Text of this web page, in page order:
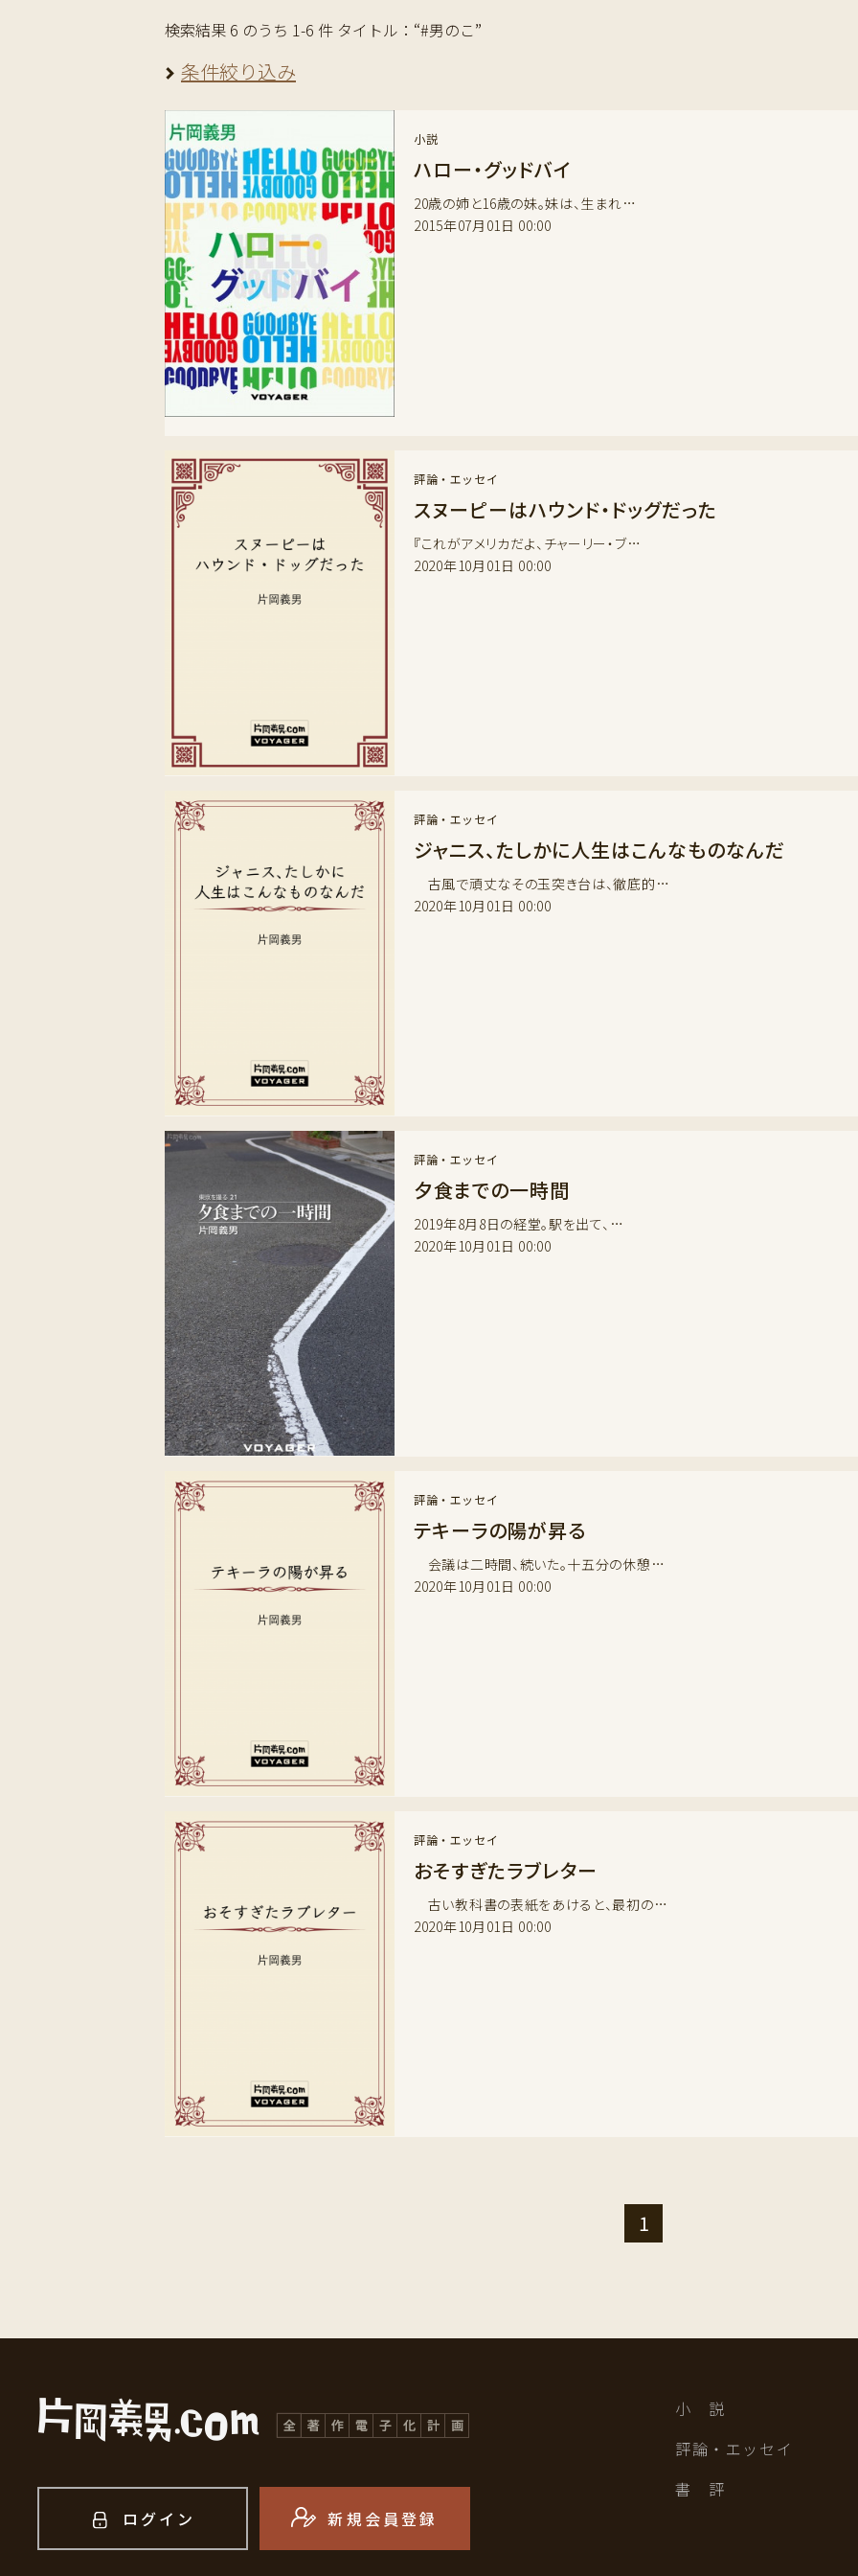
検索結果 6 のうち 1-6 件 タイトル：“#男のこ”
条件絞り込み
小説
ハロー・グッドバイ
20歳の姉と16歳の妹。妹は、生まれ…
2015年07月01日 00:00
評論・エッセイ
スヌーピーはハウンド・ドッグだった
『これがアメリカだよ、チャーリー・ブ…
2020年10月01日 00:00
評論・エッセイ
ジャニス、たしかに人生はこんなものなんだ
古風で頑丈なその玉突き台は、徹底的…
2020年10月01日 00:00
評論・エッセイ
夕食までの一時間
2019年8月8日の経堂。駅を出て、…
2020年10月01日 00:00
評論・エッセイ
テキーラの陽が昇る
会議は二時間、続いた。十五分の休憩…
2020年10月01日 00:00
評論・エッセイ
おそすぎたラブレター
古い教科書の表紙をあけると、最初の…
2020年10月01日 00:00
1
ログイン 新規会員登録
小 説
評論・エッセイ
書 評